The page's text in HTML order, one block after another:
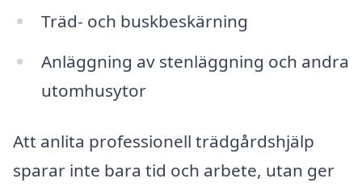
Träd- och buskbeskärning
Anläggning av stenläggning och andra
utomhusytor
Att anlita professionell trädgårdshjälp
sparar inte bara tid och arbete, utan ger